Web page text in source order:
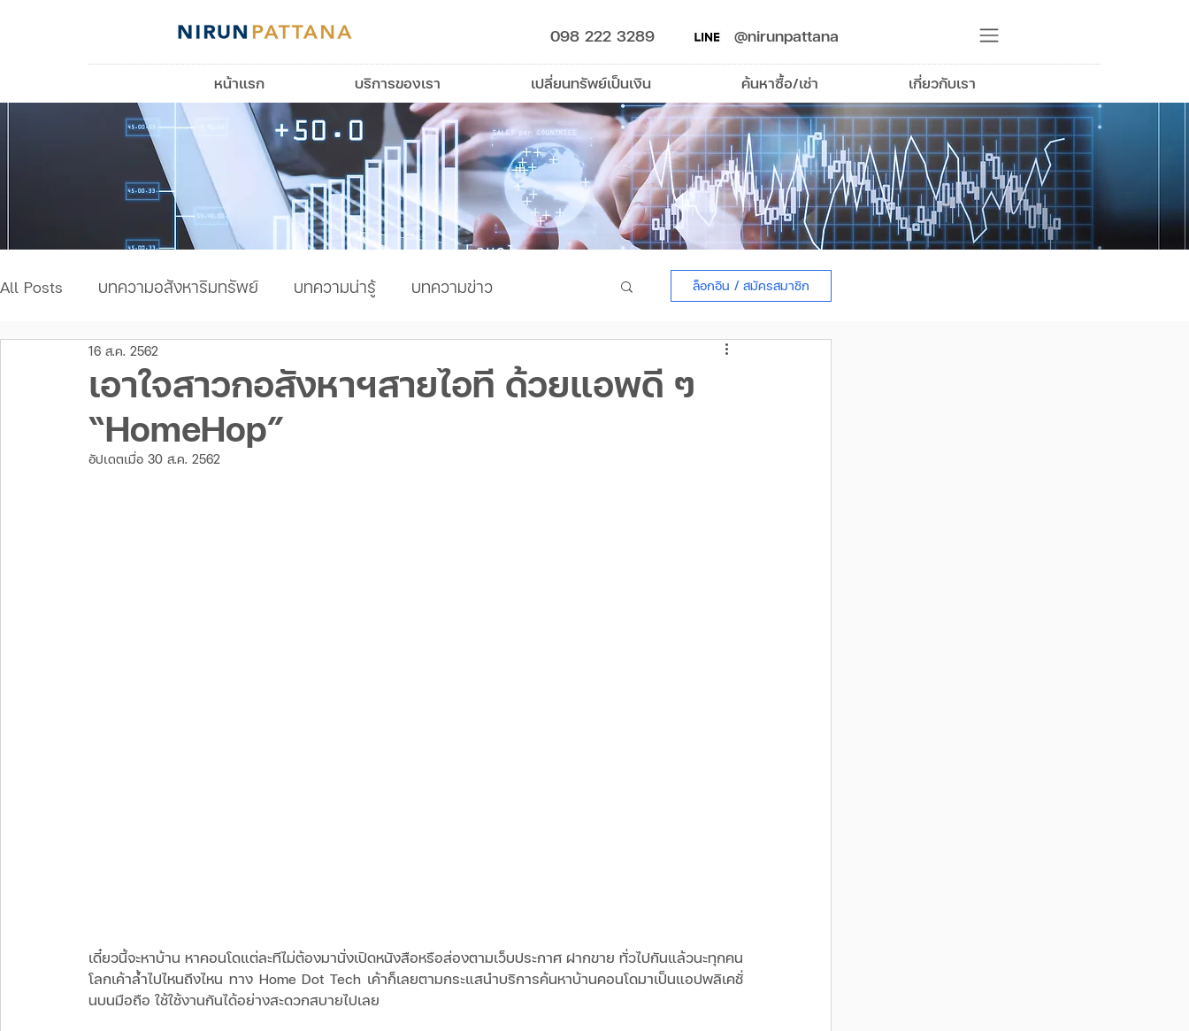
098 222 3289 @nirunpattana
หน้าแรก บริการของเรา เปลี่ยนทรัพย์เป็นเงิน ค้นหาซื้อ/เช่า เกี่ยวกับเรา
All Posts บทความอสังหาริมทรัพย์ บทความน่ารู้ บทความข่าว
บทความเรื่องบ้าน
ล็อกอิน / สมัครสมาชิก
เอาใจสาวกอสังหาฯสายไอที ด้วยแอพดี ๆ
“HomeHop”
16 ส.ค. 2562
อัปเดตเมื่อ 30 ส.ค. 2562
เดี๋ยวนี้จะหาบ้าน หาคอนโดแต่ละทีไม่ต้องมานั่งเปิดหนังสือหรือส่องตามเว็บประกาศ ฝากขาย ทั่วไปกันแล้วนะทุกคน
โลกเค้าล้ำไปไหนถึงไหน ทาง Home Dot Tech เค้าก็เลยตามกระแสนำบริการค้นหาบ้านคอนโดมาเป็นแอปพลิเคชั่
นบนมือถือ ใช้ใช้งานกันได้อย่างสะดวกสบายไปเลย